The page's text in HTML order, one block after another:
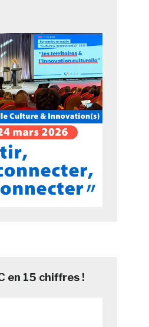
en 15 chiffres !